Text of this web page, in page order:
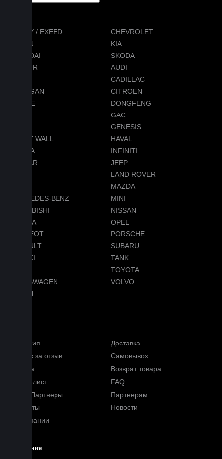
CHERY / EXEED
CHEVROLET
RAVON
KIA
HYUNDAI
SKODA
JETOUR
AUDI
CADILLAC
CHANGAN
CITROEN
DODGE
DONGFENG
GAC
GENESIS
GREAT WALL
HAVAL
HONDA
INFINITI
JAGUAR
JEEP
LAND ROVER
MAZDA
MERCEDES-BENZ
MINI
MITSUBISHI
NISSAN
OMODA
OPEL
PEUGEOT
PORSCHE
RENAULT
SUBARU
SUZUKI
TANK
TOYOTA
VOLKSWAGEN
VOLVO
VOYAH
Гарантия
Доставка
Кэшбэк за отзыв
Самовывоз
Оплата
Возврат товара
Прайс-лист
FAQ
Наши Партнеры
Партнерам
Контакты
Новости
О компании
Компания